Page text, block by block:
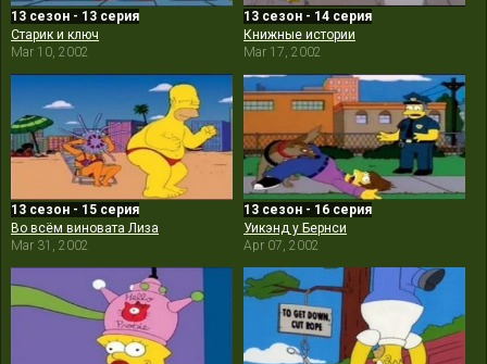
13 сезон - 13 серия
Старик и ключ
Mar 10, 2002
13 сезон - 14 серия
Книжные истории
Mar 17, 2002
13 сезон - 15 серия
Во всём виновата Лиза
Mar 31, 2002
13 сезон - 16 серия
Уикэнд у Бернси
Apr 07, 2002